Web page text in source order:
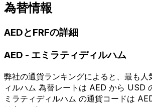
為替情報
AEDとFRFの詳細
AED - エミラティディルハム
弊社の通貨ランキングによると、最も人
ィルハム 為替レートは AED から USD
ミラティディルハム の通貨コードは